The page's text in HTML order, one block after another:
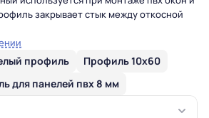
закрывает стык между откосной
профиль
Профиль 10х60
для панелей пвх 8 мм